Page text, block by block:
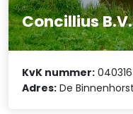
Concillius B.V.
KvK nummer:
Adres: De